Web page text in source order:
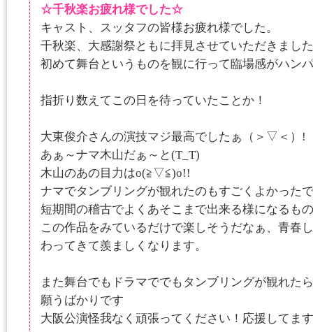
☆千秋楽お疲れ様でした☆
キャスト、スッタフの皆様お疲れ様でした。
千秋楽、大感謝祭ともに拝見させていただきまし
初めて舞台というものを観に行って臨場感がハン
指折り数えてこの日を待っていたことか！
大東俊介さんの演技マジ最高でしたぁ（＞▽＜）!
あぁ～ナマ木山だぁ～と(T_T)
木山のあの目力はo(≧▽≦)o!!
ナマでタンブリングが観れたのもすごくよかった
短期間の稽古でよくあそこまで出来る様になるも
この作品をみているだけで楽しそうだなぁ、青春
わってきて羨ましくなります。
また舞台でもドラマででもタンブリングが観れた
願うばかりです
大阪公演怪我なく頑張ってください！応援してま